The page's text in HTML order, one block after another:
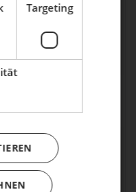
x 41mm x
x 7.5mm
| 1.5" Crown
Mountain 35 AM
Rise | All Sizes =
Face Turbine |
Width | 35mm
| 8° Backsweep |
Upsweep | 40mm
Wartung
Termin.
Targeting